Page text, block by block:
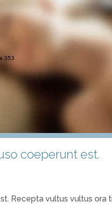
coeperunt est.
Recepta vultus vultus ora